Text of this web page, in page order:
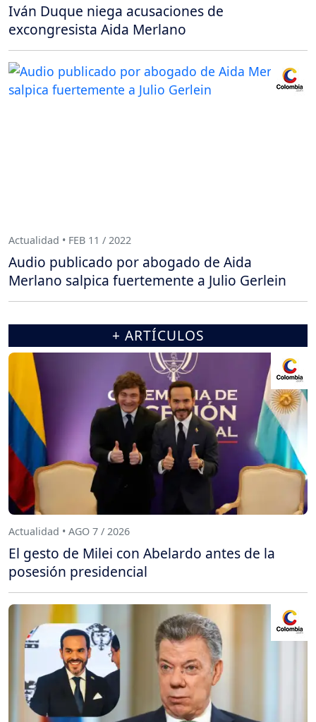
Iván Duque niega acusaciones de
excongresista Aida Merlano
Actualidad • FEB 11 / 2022
Audio publicado por abogado de Aida
Merlano salpica fuertemente a Julio Gerlein
+ ARTÍCULOS
Actualidad • AGO 7 / 2026
El gesto de Milei con Abelardo antes de la
posesión presidencial